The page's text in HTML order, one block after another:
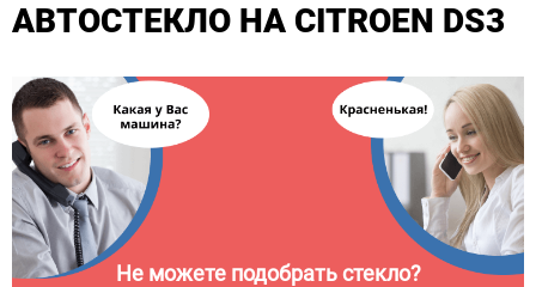
АВТОСТЕКЛО НА CITROEN DS3
Не можете подобрать стекло?